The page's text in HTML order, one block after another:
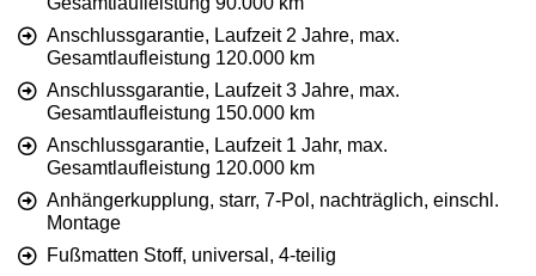
Anschlussgarantie, Laufzeit 2 Jahre, max.
Gesamtlaufleistung 120.000 km
Anschlussgarantie, Laufzeit 3 Jahre, max.
Gesamtlaufleistung 150.000 km
Anschlussgarantie, Laufzeit 1 Jahr, max.
Gesamtlaufleistung 120.000 km
Anhängerkupplung, starr, 7-Pol, nachträglich, einschl.
Montage
Fußmatten Stoff, universal, 4-teilig